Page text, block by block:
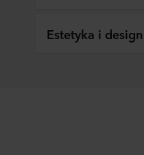
Estetyka i design